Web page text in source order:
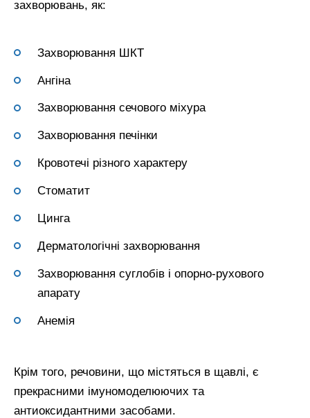
захворювань, як:
Захворювання ШКТ
Ангіна
Захворювання сечового міхура
Захворювання печінки
Кровотечі різного характеру
Стоматит
Цинга
Дерматологічні захворювання
Захворювання суглобів і опорно-рухового
апарату
Анемія
Крім того, речовини, що містяться в щавлі, є
прекрасними імуномоделюючих та
антиоксидантними засобами.